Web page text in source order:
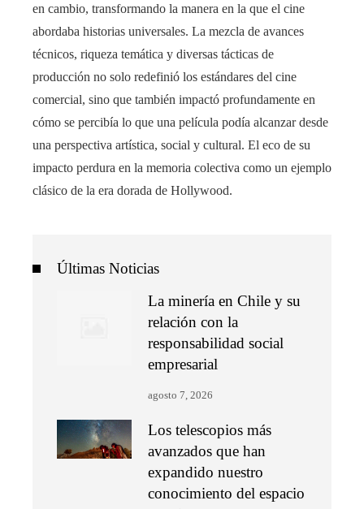
en cambio, transformando la manera en la que el cine
abordaba historias universales. La mezcla de avances
técnicos, riqueza temática y diversas tácticas de
producción no solo redefinió los estándares del cine
comercial, sino que también impactó profundamente en
cómo se percibía lo que una película podía alcanzar desde
una perspectiva artística, social y cultural. El eco de su
impacto perdura en la memoria colectiva como un ejemplo
clásico de la era dorada de Hollywood.
Últimas Noticias
La minería en Chile y su
relación con la
responsabilidad social
empresarial
agosto 7, 2026
Los telescopios más
avanzados que han
expandido nuestro
conocimiento del espacio